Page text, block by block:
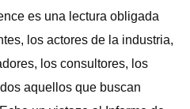
es una lectura obligada
los actores de la industria,
los consultores, los
aquellos que buscan